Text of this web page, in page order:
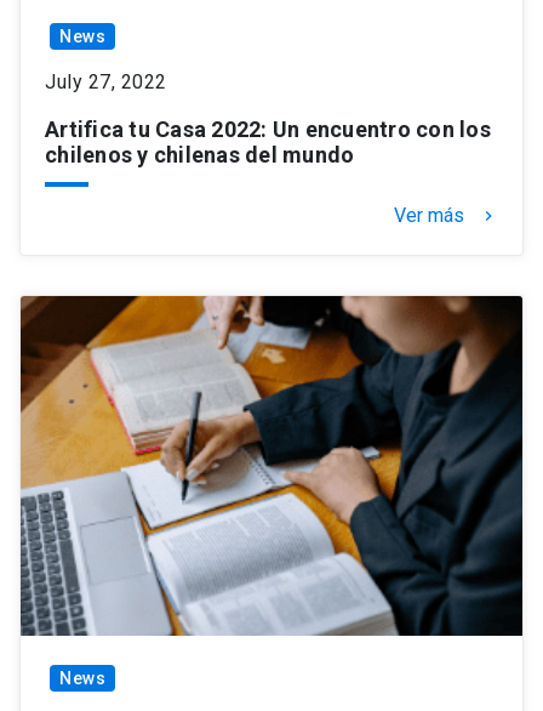
News
July 27, 2022
Artifica tu Casa 2022: Un encuentro con los
chilenos y chilenas del mundo
Ver más keyboard_arrow_right
News